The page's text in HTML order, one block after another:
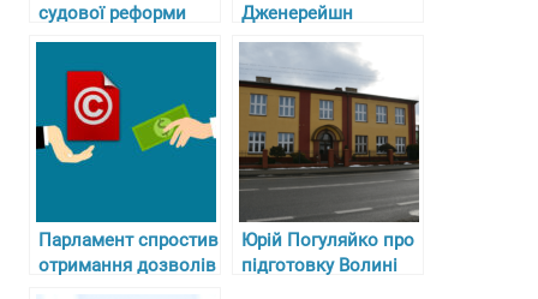
судової реформи
законодавства про
Дженерейшн
розширює бізнес за
рахунок нових
ліцензій
Парламент спростив
отримання дозволів
і ліцензій для
Юрій Погуляйко про
підготовку Волині